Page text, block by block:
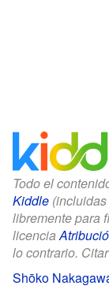
Todo el
Kiddle
libremente para
licencia
lo contrario.
Shōko